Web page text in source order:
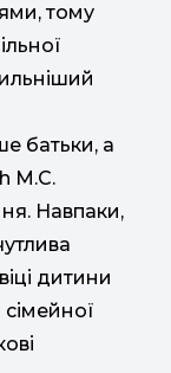
тому
батьки, а
M.C.
Навпаки,
дитини